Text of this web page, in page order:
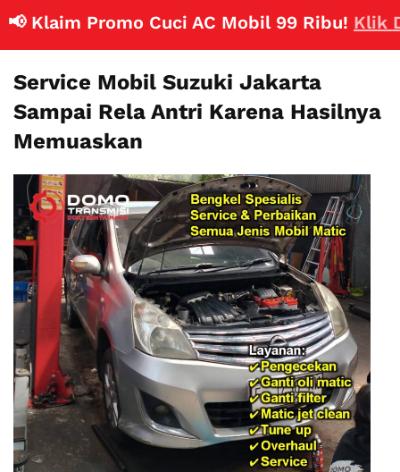
Promo Cuci AC Mobil 99 Ribu!Klik
Service Mobil Suzuki Jakarta
Sampai Rela Antri Karena Hasilnya
Memuaskan